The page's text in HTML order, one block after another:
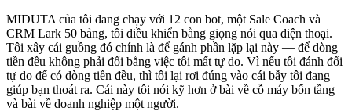
MIDUTA của tôi đang chạy với 12 con bot, một Sale Coach và
CRM Lark 50 bảng, tôi điều khiển bằng giọng nói qua điện thoại.
Tôi xây cái guồng đó chính là để gánh phần lặp lại này — để dòng
tiền đều không phải đổi bằng việc tôi mất tự do. Vì nếu tôi đánh đổi
tự do để có dòng tiền đều, thì tôi lại rơi đúng vào cái bẫy tôi đang
giúp bạn thoát ra. Cái này tôi nói kỹ hơn ở bài về cỗ máy bốn tầng
và bài về doanh nghiệp một người.